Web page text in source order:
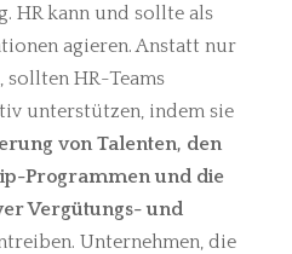
HR kann und sollte als
agieren. Anstatt nur
sollten HR-Teams
unterstützen, indem sie
von Talenten, den
Programmen und die
Vergütungs- und
Unternehmen, die